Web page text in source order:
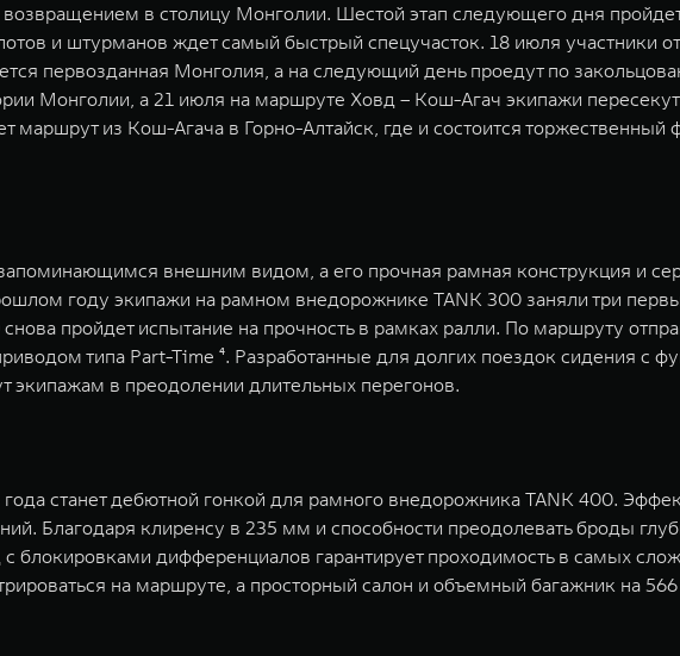
в столицу Монголии. Шестой этап следующего дня
и штурманов ждет самый быстрый спецучасток. 18 июля участники
первозданная Монголия, а на следующий день проедут по
Монголии, а 21 июля на маршруте Ховд – Кош-Агач экипажи
маршрут из Кош-Агача в Горно-Алтайск, где и состоится
внешним видом, а его прочная рамная конструкция и
году экипажи на рамном внедорожнике TANK 300 заняли три
пройдет испытание на прочность в рамках ралли. По маршруту
типа Part-Time ⁴. Разработанные для долгих поездок сидения с
экипажам в преодолении длительных перегонов.
станет дебютной гонкой для рамного внедорожника TANK 400.
Благодаря клиренсу в 235 мм и способности преодолевать броды
блокировками дифференциалов гарантирует проходимость в самых
на маршруте, а просторный салон и объемный багажник на